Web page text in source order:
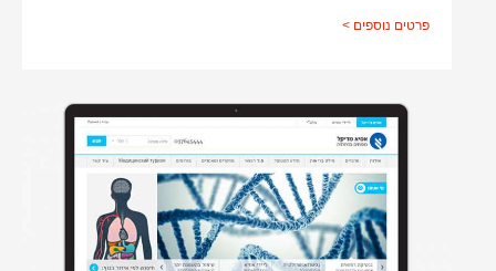
פרטים נוספים >